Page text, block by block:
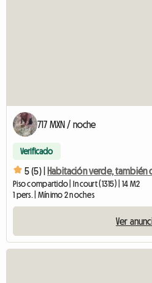
717 MXN / noche
Verificado
5 (5) | Habitación verde, también
Piso compartido | Incourt (1315) | 14 M2
1 pers. | Mínimo 2 noches
Ver